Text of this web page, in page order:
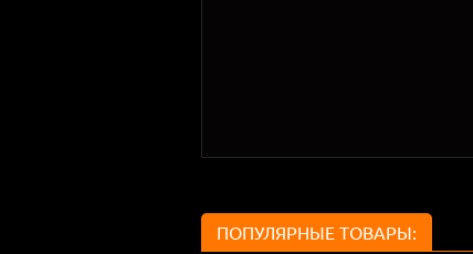
ПОПУЛЯРНЫЕ ТОВАРЫ: